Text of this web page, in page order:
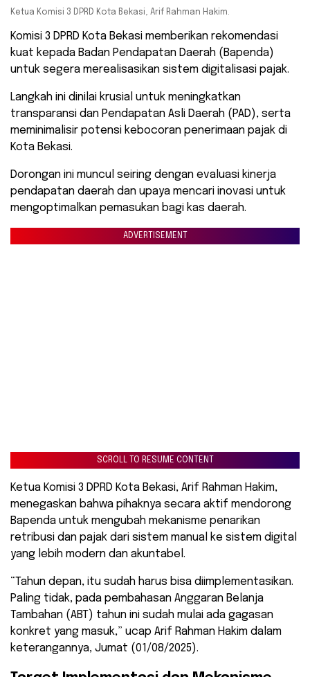
Ketua Komisi 3 DPRD Kota Bekasi, Arif Rahman Hakim.
Komisi 3 DPRD Kota Bekasi memberikan rekomendasi
kuat kepada Badan Pendapatan Daerah (Bapenda)
untuk segera merealisasikan sistem digitalisasi pajak.
Langkah ini dinilai krusial untuk meningkatkan
transparansi dan Pendapatan Asli Daerah (PAD), serta
meminimalisir potensi kebocoran penerimaan pajak di
Kota Bekasi.
Dorongan ini muncul seiring dengan evaluasi kinerja
pendapatan daerah dan upaya mencari inovasi untuk
mengoptimalkan pemasukan bagi kas daerah.
ADVERTISEMENT
SCROLL TO RESUME CONTENT
Ketua Komisi 3 DPRD Kota Bekasi, Arif Rahman Hakim,
menegaskan bahwa pihaknya secara aktif mendorong
Bapenda untuk mengubah mekanisme penarikan
retribusi dan pajak dari sistem manual ke sistem digital
yang lebih modern dan akuntabel.
“Tahun depan, itu sudah harus bisa diimplementasikan.
Paling tidak, pada pembahasan Anggaran Belanja
Tambahan (ABT) tahun ini sudah mulai ada gagasan
konkret yang masuk,” ucap Arif Rahman Hakim dalam
keterangannya, Jumat (01/08/2025).